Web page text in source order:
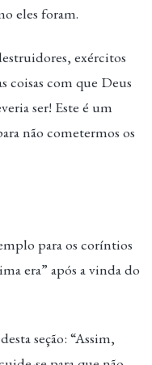
eles foram.
exércitos
coisas com que Deus
ser! Este é um
não cometermos os
para os coríntios
era” após a vinda do
seção: “Assim,